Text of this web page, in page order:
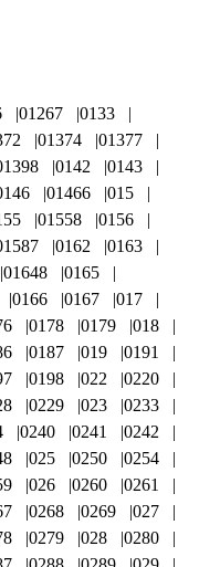
01267
0133
01374
01377
0142
0143
01466
015
01558
0156
0162
0163
01648
0165
0166 0167
017
0178 0179
018
0187 019
0191
0198 022
0220
0229 023
0233
0240 0241
0242
025 0250
0254
026 0260
0261
0268 0269
027
0279 028
0280